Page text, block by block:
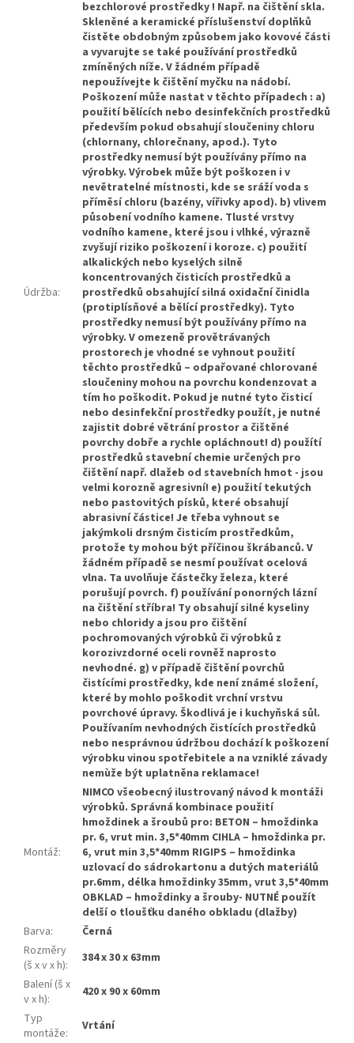
Údržba:
bezchlorové prostředky ! Např. na čištění skla.
Skleněné a keramické příslušenství doplňků
čistěte obdobným způsobem jako kovové části
a vyvarujte se také používání prostředků
zmíněných níže. V žádném případě
nepoužívejte k čištění myčku na nádobí.
Poškození může nastat v těchto případech : a)
použití bělících nebo desinfekčních prostředků
především pokud obsahují sloučeniny chloru
(chlornany, chlorečnany, apod.). Tyto
prostředky nemusí být používány přímo na
výrobky. Výrobek může být poškozen i v
nevětratelné místnosti, kde se sráží voda s
příměsí chloru (bazény, vířivky apod). b) vlivem
působení vodního kamene. Tlusté vrstvy
vodního kamene, které jsou i vlhké, výrazně
zvyšují riziko poškození i koroze. c) použití
alkalických nebo kyselých silně
koncentrovaných čisticích prostředků a
prostředků obsahující silná oxidační činidla
(protiplísňové a bělící prostředky). Tyto
prostředky nemusí být používány přímo na
výrobky. V omezeně provětrávaných
prostorech je vhodné se vyhnout použití
těchto prostředků – odpařované chlorované
sloučeniny mohou na povrchu kondenzovat a
tím ho poškodit. Pokud je nutné tyto čisticí
nebo desinfekční prostředky použít, je nutné
zajistit dobré větrání prostor a čištěné
povrchy dobře a rychle opláchnout! d) použítí
prostředků stavební chemie určených pro
čištění např. dlažeb od stavebních hmot - jsou
velmi korozně agresivní! e) použití tekutých
nebo pastovitých písků, které obsahují
abrasivní částice! Je třeba vyhnout se
jakýmkoli drsným čisticím prostředkům,
protože ty mohou být příčinou škrábanců. V
žádném případě se nesmí používat ocelová
vlna. Ta uvolňuje částečky železa, které
porušují povrch. f) používání ponorných lázní
na čištění stříbra! Ty obsahují silné kyseliny
nebo chloridy a jsou pro čištění
pochromovaných výrobků či výrobků z
korozivzdorné oceli rovněž naprosto
nevhodné. g) v případě čištění povrchů
čistícími prostředky, kde není známé složení,
které by mohlo poškodit vrchní vrstvu
povrchové úpravy. Škodlivá je i kuchyňská sůl.
Používaním nevhodných čistících prostředků
nebo nesprávnou údržbou dochází k poškození
výrobku vinou spotřebitele a na vzniklé závady
nemùže být uplatněna reklamace!
Montáž:
NIMCO všeobecný ilustrovaný návod k montáži
výrobků. Správná kombinace použití
hmoždinek a šroubů pro: BETON – hmoždinka
pr. 6, vrut min. 3,5*40mm CIHLA – hmoždinka pr.
6, vrut min 3,5*40mm RIGIPS – hmoždinka
uzlovací do sádrokartonu a dutých materiálů
pr.6mm, délka hmoždinky 35mm, vrut 3,5*40mm
OBKLAD – hmoždinky a šrouby- NUTNÉ použít
delší o tloušťku daného obkladu (dlažby)
Barva:
Černá
Rozměry
(š x v x h):
384 x 30 x 63mm
Balení (š x
v x h):
420 x 90 x 60mm
Typ
montáže: Vrtání